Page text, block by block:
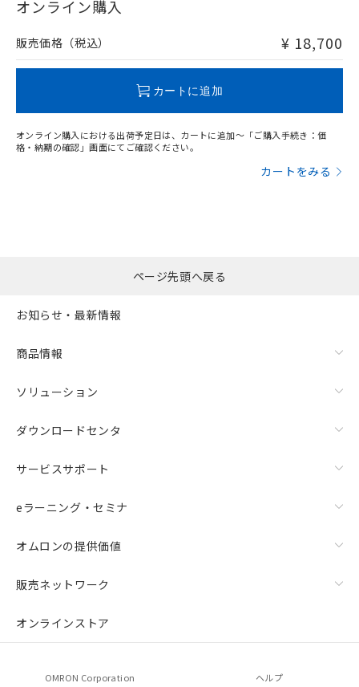
在庫等で未対応品が混在する可能性があります。
問い合わせください。
オンライン購入
販売価格（税込） ¥ 18,700
カートに追加
オンライン購入における出荷予定日は、カートに追加～「ご購入手続き：価
格・納期の確認」画面にてご確認ください。
カートをみる
ページ先頭へ戻る
お知らせ・最新情報
商品情報
ソリューション
ダウンロードセンタ
サービスサポート
eラーニング・セミナ
オムロンの提供価値
販売ネットワーク
オンラインストア
OMRON Corporation ヘルプ